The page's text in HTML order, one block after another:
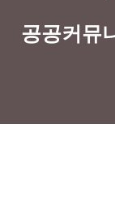
공공커뮤